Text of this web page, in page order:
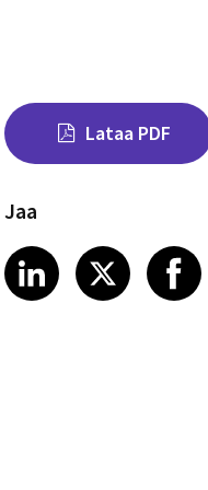
Lataa PDF
Jaa
Share on
LinkedIn
Share
X